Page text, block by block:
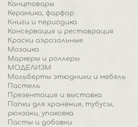
Канцтовары
Керамика, фарфор
Книги и периодика
Консервация и реставрация
Краски аэрозольные
Мозаика
Маркеры и роллеры
МОДЕЛИЗМ
Мольберты этюдники и мебель
Пастель
Презентация и выставка
Папки для хранения, тубусы,
рюкзаки, упаковка
Пасты и добавки